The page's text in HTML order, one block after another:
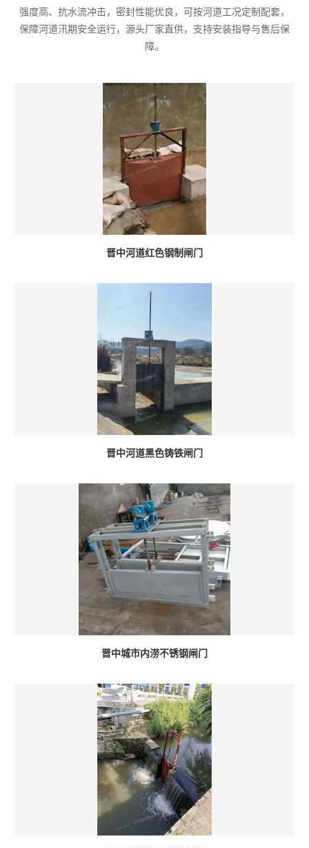
强度高、抗水流冲击，密封性能优良，可按河道工况定制配套，
保障河道汛期安全运行，源头厂家直供，支持安装指导与售后保
障。
晋中河道红色钢制闸门
晋中河道黑色铸铁闸门
晋中城市内涝不锈钢闸门